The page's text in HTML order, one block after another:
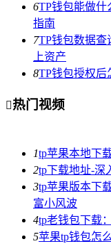
6TP钱包能做什
指南
7TP钱包数据查
上资产
8TP钱包授权后
热门视频
1tp苹果本地下
2tp下载地址-深
3tp苹果版本下
富小风波
4tp老钱包下载
5苹果tp钱包怎